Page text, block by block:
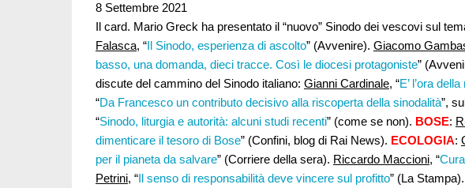
8 Settembre 2021
Il card. Mario Greck ha presentato il “nuovo” Sinodo dei vescovi sul
Falasca, “Il Sinodo, esperienza di ascolto” (Avvenire). Giacomo
basso, una domanda, dieci tracce. Così le diocesi protagoniste”
discute del cammino del Sinodo italiano: Gianni Cardinale, “E’ l’ora
“Da Francesco un contributo decisivo alla riscoperta della sinodalità”,
“Sinodo, liturgia e autorità: alcuni studi recenti” (come se non). BOSE:
dimenticare il tesoro di Bose” (Confini, blog di Rai News). ECOLOGIA:
per il pianeta da salvare” (Corriere della sera). Riccardo Maccioni, “
Petrini, “Il senso di responsabilità deve vincere sul profitto” (La Stampa).